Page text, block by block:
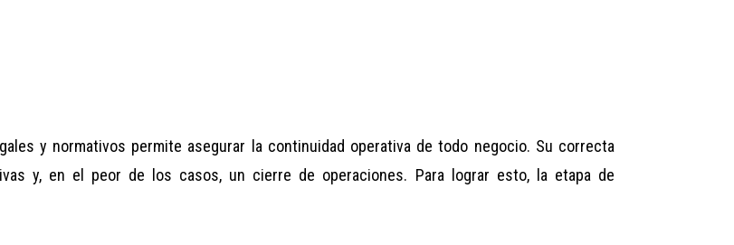
y normativos permite asegurar la continuidad operativa de todo negocio. Su correcta
y, en el peor de los casos, un cierre de operaciones. Para lograr esto, la etapa de